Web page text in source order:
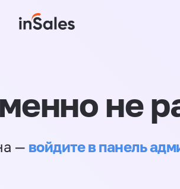
не
— войдите в панель